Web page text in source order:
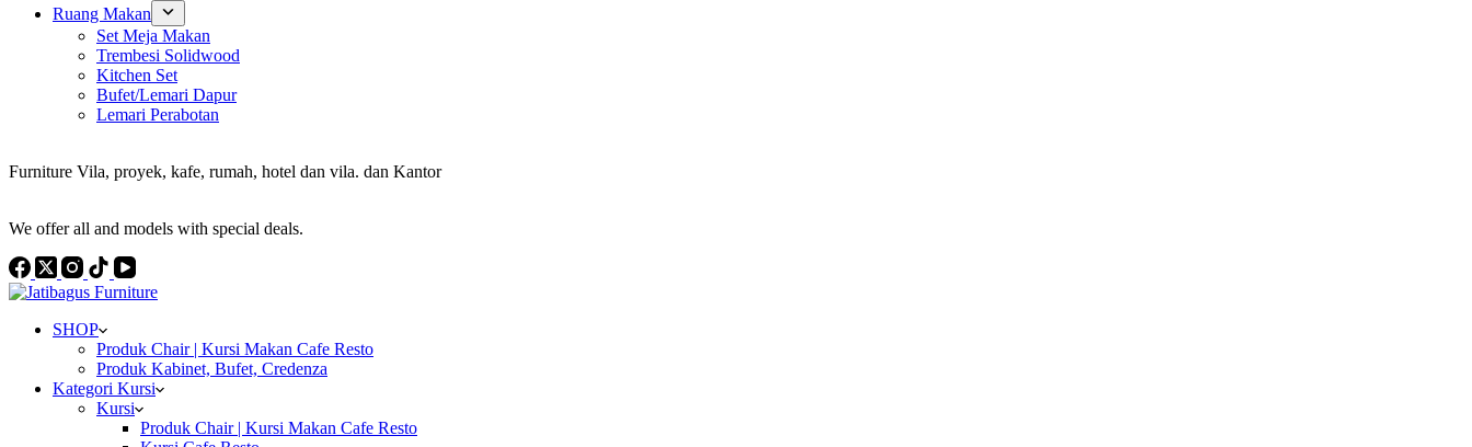
Ruang Makan
Set Meja Makan
Trembesi Solidwood
Kitchen Set
Bufet/Lemari Dapur
Lemari Perabotan
Furniture Vila, proyek, kafe, rumah, hotel dan vila. dan Kantor
We offer all and models with special deals.
SHOP
Produk Chair | Kursi Makan Cafe Resto
Produk Kabinet, Bufet, Credenza
Kategori Kursi
Kursi
Produk Chair | Kursi Makan Cafe Resto